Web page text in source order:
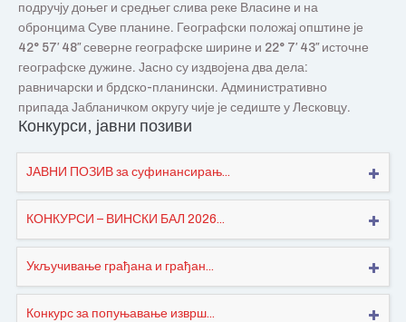
подручју доњег и средњег слива реке Власине и на
обронцима Суве планине. Географски положај општине је
42° 57′ 48″ северне географске ширине и 22° 7′ 43″ источне
географске дужине. Јасно су издвојена два дела:
равничарски и брдско-планински. Административно
припада Јабланичком округу чије је седиште у Лесковцу.
Конкурси, јавни позиви
ЈАВНИ ПОЗИВ за суфинансирањ...
КОНКУРСИ – ВИНСКИ БАЛ 2026...
Укључивање грађана и грађан...
Конкурс за попуњавање изврш...